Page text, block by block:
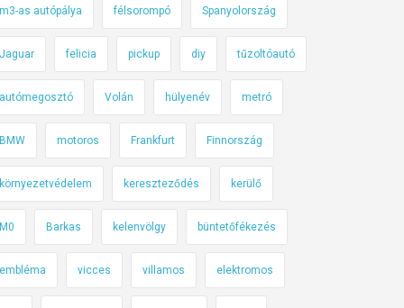
m3-as autópálya félsorompó Spanyolország
Jaguar felicia pickup diy tűzoltóautó
autómegosztó Volán hülyenév metró
BMW motoros Frankfurt Finnország
környezetvédelem kereszteződés kerülő
M0 Barkas kelenvölgy büntetőfékezés
embléma vicces villamos elektromos